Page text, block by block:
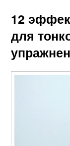
12
для